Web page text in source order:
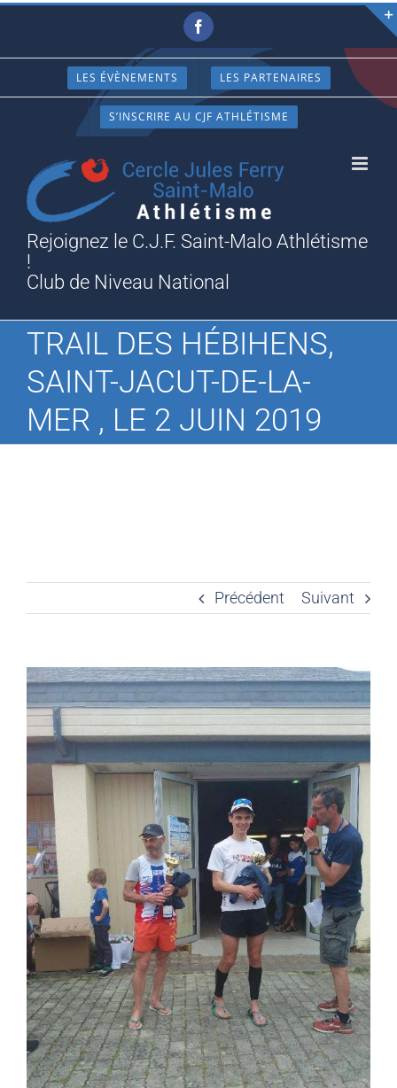
Passer
contenu
Facebook
LES ÉVÈNEMENTS LES PARTENAIRES
S’INSCRIRE AU CJF ATHLÉTISME
Rejoignez le C.J.F. Saint-Malo Athlétisme
!
Club de Niveau National
TRAIL DES HÉBIHENS,
SAINT-JACUT-DE-LA-
MER , LE 2 JUIN 2019
Précédent Suivant